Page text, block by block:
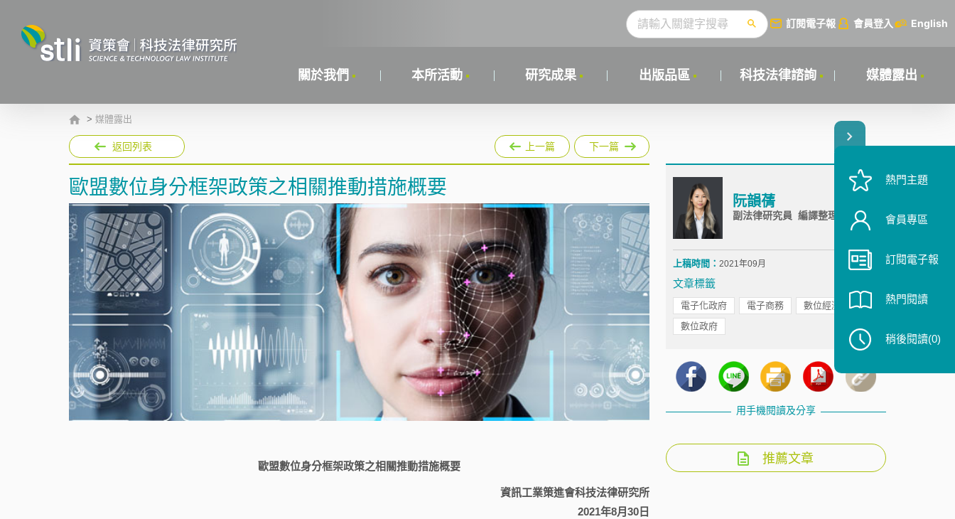
訂閱電子報 會員登入 English
關於我們 本所活動 研究成果 出版品區 科技法律諮詢 媒體露出
> 媒體露出
返回列表 上一篇 下一篇
歐盟數位身分框架政策之相關推動措施概要
歐盟數位身分框架政策之相關推動措施概要
資訊工業策進會科技法律研究所
2021年8月30日
阮韻蒨
副法律研究員 編譯整理
上稿時間： 2021年09月
文章標籤
電子化政府 電子商務
數位經濟
數位政府
用手機閱讀及分享
推薦文章
熱門主題
會員專區
訂閱電子報
熱門閱讀
稍後閱讀(0)